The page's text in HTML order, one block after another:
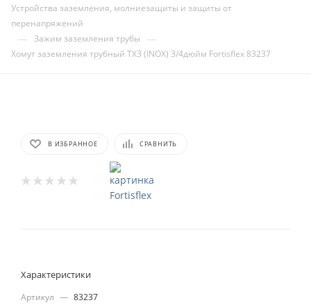
Устройства заземления, молниезащиты и защиты от
перенапряжений
— Зажим заземления трубы —
Хомут заземления трубный ТХЗ (INOX) 3/4дюйм Fortisflex 83237
В ИЗБРАННОЕ СРАВНИТЬ
Характеристики
Артикул — 83237